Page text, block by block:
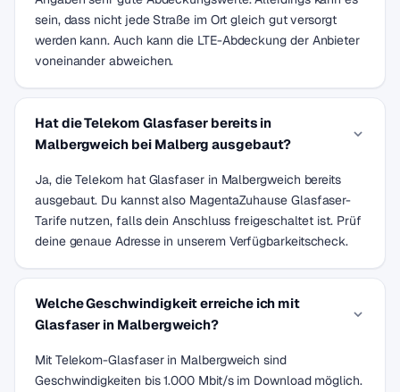
sein, dass nicht jede Straße im Ort gleich gut versorgt
werden kann. Auch kann die LTE-Abdeckung der Anbieter
voneinander abweichen.
Hat die Telekom Glasfaser bereits in
Malbergweich bei Malberg ausgebaut?
Ja, die Telekom hat Glasfaser in Malbergweich bereits
ausgebaut. Du kannst also MagentaZuhause Glasfaser-
Tarife nutzen, falls dein Anschluss freigeschaltet ist. Prüf
deine genaue Adresse in unserem Verfügbarkeitscheck.
Welche Geschwindigkeit erreiche ich mit
Glasfaser in Malbergweich?
Mit Telekom-Glasfaser in Malbergweich sind
Geschwindigkeiten bis 1.000 Mbit/s im Download möglich.